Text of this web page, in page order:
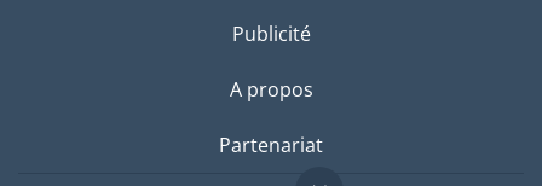
Publicité
A propos
Partenariat